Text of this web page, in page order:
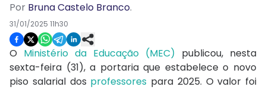
Por Bruna Castelo Branco.
31/01/2025 11h30
O Ministério da Educação (MEC) publicou, nesta
sexta-feira (31), a portaria que estabelece o novo
piso salarial dos professores para 2025. O valor foi